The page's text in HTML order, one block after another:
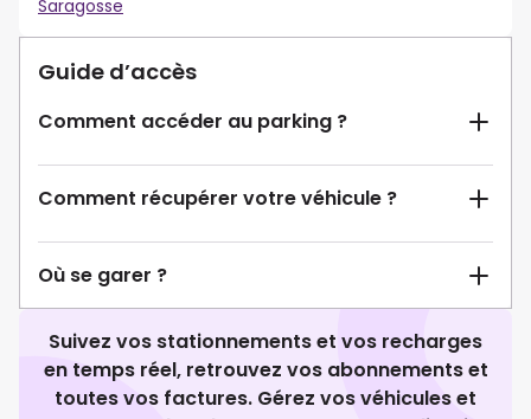
Saragosse
Guide d’accès
Comment accéder au parking ?
Comment récupérer votre véhicule ?
Où se garer ?
Suivez vos stationnements et vos recharges
en temps réel, retrouvez vos abonnements et
toutes vos factures. Gérez vos véhicules et